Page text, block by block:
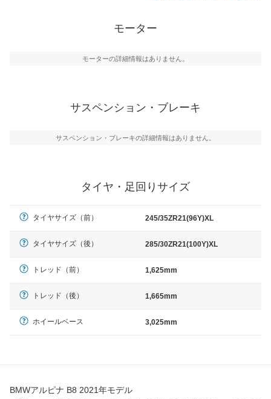
モーター
モーターの詳細情報はありません。
サスペンション・ブレーキ
サスペンション・ブレーキの詳細情報はありません。
タイヤ・足回りサイズ
タイヤサイズ（前） 245/35ZR21(96Y)XL
タイヤサイズ（後） 285/30ZR21(100Y)XL
トレッド（前） 1,625mm
トレッド（後） 1,665mm
ホイールベース 3,025mm
BMWアルピナ B8 2021年モデル